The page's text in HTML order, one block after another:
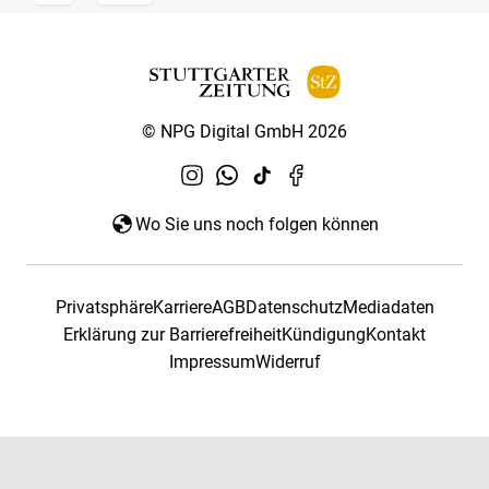
© NPG Digital GmbH 2026
Wo Sie uns noch folgen können
PrivatsphäreKarriereAGBDatenschutzMediadaten
Erklärung zur BarrierefreiheitKündigungKontakt
ImpressumWiderruf